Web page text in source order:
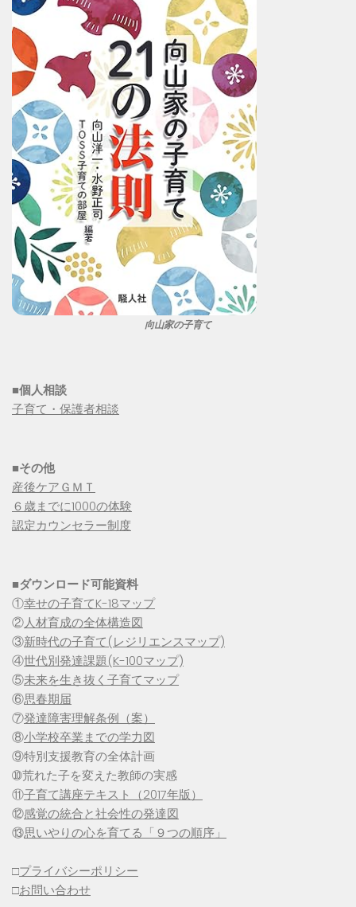
向山家の子育て
■個人相談
子育て・保護者相談
■その他
産後ケアＧＭＴ
６歳までに1000の体験
認定カウンセラー制度
■ダウンロード可能資料
①幸せの子育てK-18マップ
②人材育成の全体構造図
③新時代の子育て(レジリエンスマップ)
④世代別発達課題(K-100マップ)
⑤未来を生き抜く子育てマップ
⑥思春期届
⑦発達障害理解条例（案）
⑧小学校卒業までの学力図
⑨特別支援教育の全体計画
➉荒れた子を変えた教師の実感
⑪子育て講座テキスト（2017年版）
⑫感覚の統合と社会性の発達図
⑬思いやりの心を育てる「９つの順序」
□プライバシーポリシー
□お問い合わせ